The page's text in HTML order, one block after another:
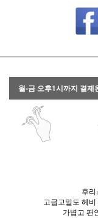
월-금 오후1시까지 결
후
고급고밀도 헤
가볍고 편